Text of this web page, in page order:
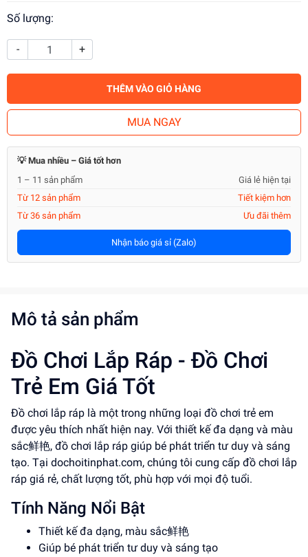
Số lượng:
- +
THÊM VÀO GIỎ HÀNG
MUA NGAY
💡 Mua nhiều – Giá tốt hơn
1 – 11 sản phẩm
Giá lẻ hiện tại
Từ 12 sản phẩm
Tiết kiệm hơn
Từ 36 sản phẩm
Ưu đãi thêm
Nhận báo giá sỉ (Zalo)
Mô tả sản phẩm
Đồ Chơi Lắp Ráp - Đồ Chơi
Trẻ Em Giá Tốt
Đồ chơi lắp ráp là một trong những loại đồ chơi trẻ em
được yêu thích nhất hiện nay. Với thiết kế đa dạng và màu
sắc鲜艳, đồ chơi lắp ráp giúp bé phát triển tư duy và sáng
tạo. Tại dochoitinphat.com, chúng tôi cung cấp đồ chơi lắp
ráp giá rẻ, chất lượng tốt, phù hợp với mọi độ tuổi.
Tính Năng Nổi Bật
Thiết kế đa dạng, màu sắc鲜艳
Giúp bé phát triển tư duy và sáng tạo